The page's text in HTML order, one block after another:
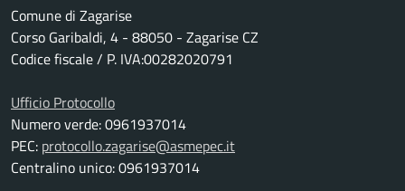
Comune di Zagarise
Corso Garibaldi, 4 - 88050 - Zagarise CZ
Codice fiscale / P. IVA:00282020791
Ufficio Protocollo
Numero verde: 0961937014
PEC: protocollo.zagarise@asmepec.it
Centralino unico: 0961937014